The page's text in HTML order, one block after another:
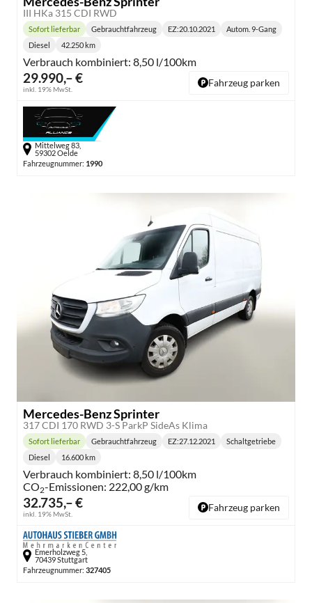
III HKa 315 CDI RWD
29.990,– €
inkl. 19% MwSt.
Lieferzeit:
Sofort lieferbar Gebrauchtfahrzeug EZ:20.10.2021
Getriebe:
Autom. 9-Gang
Kraftstoff:
Diesel
Kilometerstand:
42.250 km
Verbrauch kombiniert: 8,50 l/100km
Fahrzeug parken
Mittelweg 83,
59302 Oelde
Fahrzeugnummer: 1990
Mercedes-Benz Sprinter
317 CDI 170 RWD 3-S ParkP SideAs Klima
32.735,– €
inkl. 19% MwSt.
Lieferzeit:
Sofort lieferbar Gebrauchtfahrzeug EZ:27.12.2021
Getriebe:
Schaltgetriebe
Kraftstoff:
Diesel
Kilometerstand:
16.600 km
Verbrauch kombiniert: 8,50 l/100km
CO2-Emissionen: 222,00 g/km
Fahrzeug parken
Emerholzweg 5,
70439 Stuttgart
Fahrzeugnummer: 327405